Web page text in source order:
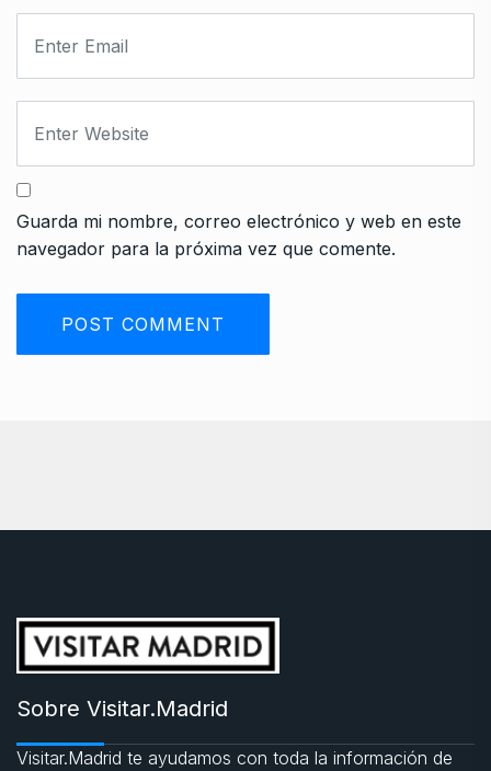
Guarda mi nombre, correo electrónico y web en este
navegador para la próxima vez que comente.
Sobre Visitar.Madrid
Visitar.Madrid te ayudamos con toda la información de